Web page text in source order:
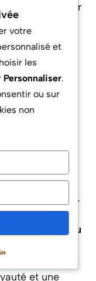
ou apaiser
ne
votre salaire
jusqu’au
emploi
débuter un
est effective,
cumul de
votre nouveau
dispense
et une
votre
et
les
Personnaliser.
ou sur
non